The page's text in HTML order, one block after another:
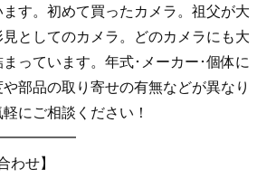
す。初めて買ったカメラ。祖父が大
としてのカメラ。どのカメラにも大
っています。年式･メーカー･個体に
部品の取り寄せの有無などが異なり
にご相談ください！
わせ】